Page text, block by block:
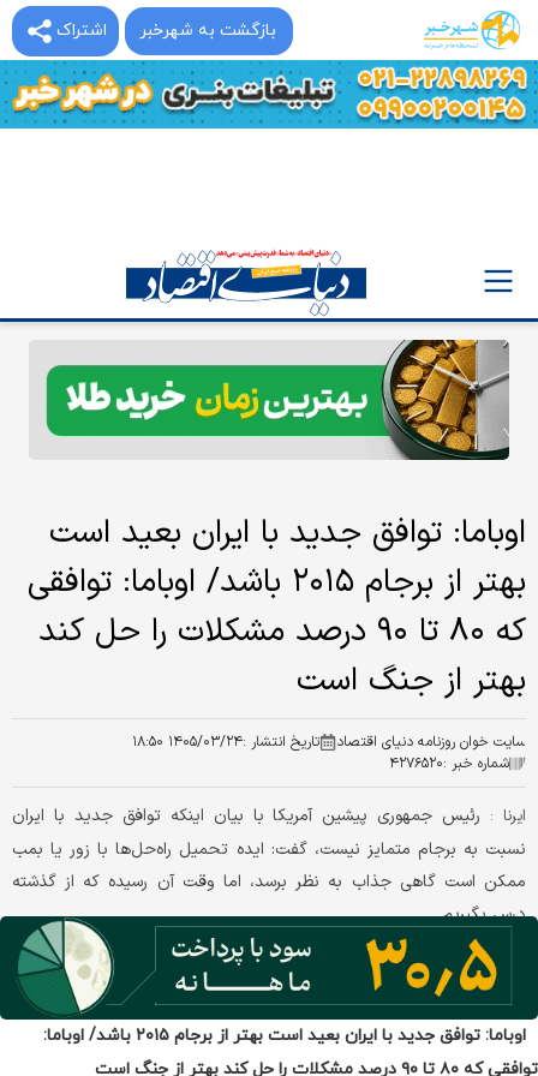
اشتراک بازگشت به شهرخبر
اوباما: توافق جدید با ایران بعید است بهتر از برجام ۲۰۱۵ باشد/ اوباما:
توافقی که ۸۰ تا ٩۰ درصد مشکلات را حل کند بهتر از جنگ است